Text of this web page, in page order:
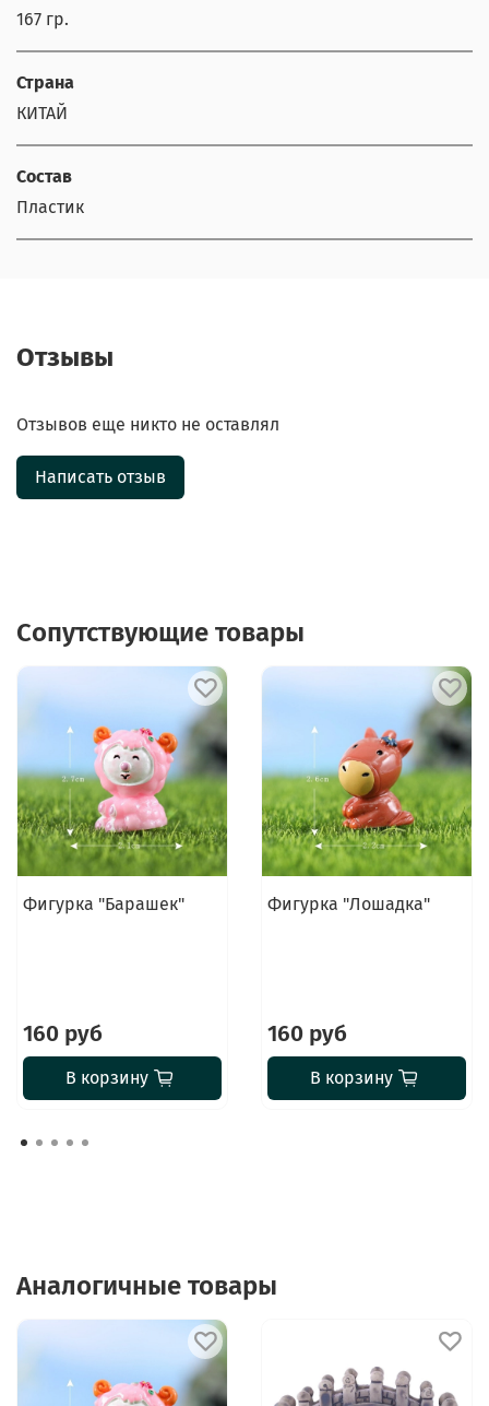
167 гр.
Страна
КИТАЙ
Состав
Пластик
Отзывы
Отзывов еще никто не оставлял
Написать отзыв
Сопутствующие товары
Фигурка "Барашек"
160 руб
В корзину
Фигурка "Лошадка"
160 руб
В корзину
Аналогичные товары